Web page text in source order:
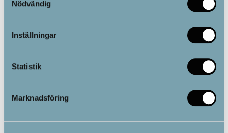
Nödvändig
Inställningar
Statistik
Marknadsföring
7 november 2025
TrendRehabs årliga ambassadörsträff bjöd på många skratt och
viktiga samtal.